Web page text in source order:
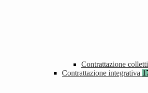
Contrattazione
Contrattazione integrativa